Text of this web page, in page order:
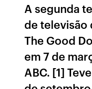
A segunda
de televisão
The Good
em 7 de
ABC. [1]